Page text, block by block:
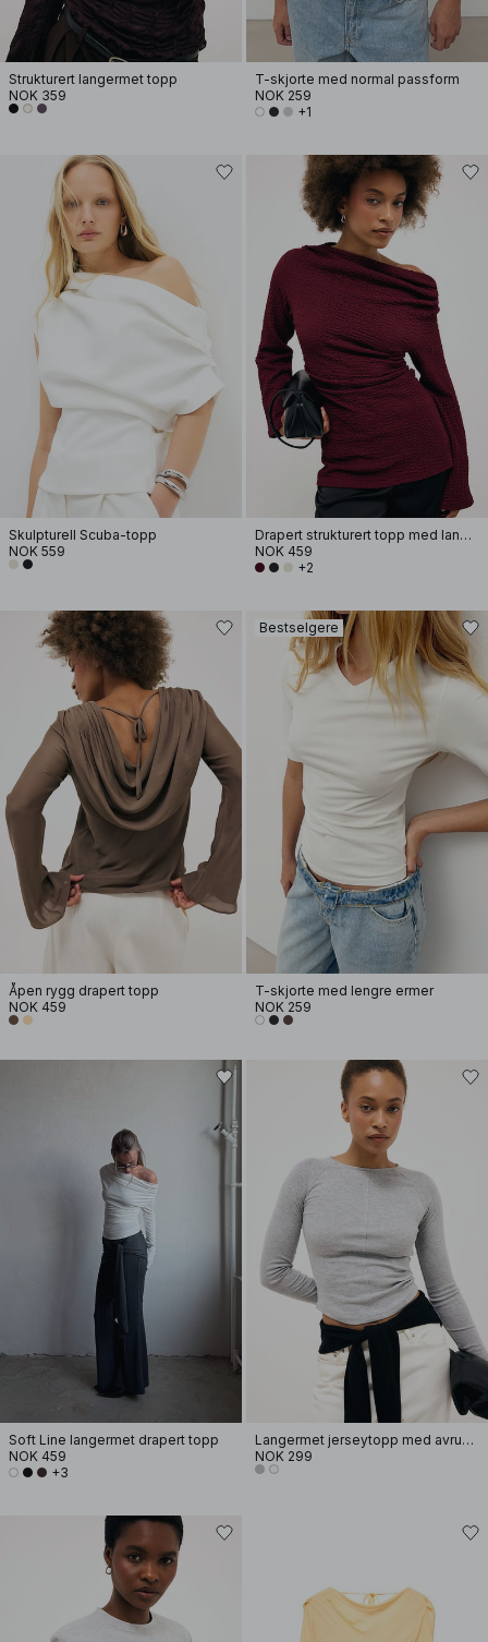
Strukturert langermet topp
NOK 359
T-skjorte med normal passform
NOK 259
+1
Skulpturell Scuba-topp
NOK 559
Drapert strukturert topp med lange ermer
NOK 459
+2
Åpen rygg drapert topp
NOK 459
Bestselgere
T-skjorte med lengre ermer
NOK 259
Soft Line langermet drapert topp
NOK 459
+3
Langermet jerseytopp med avrundet kant
NOK 299